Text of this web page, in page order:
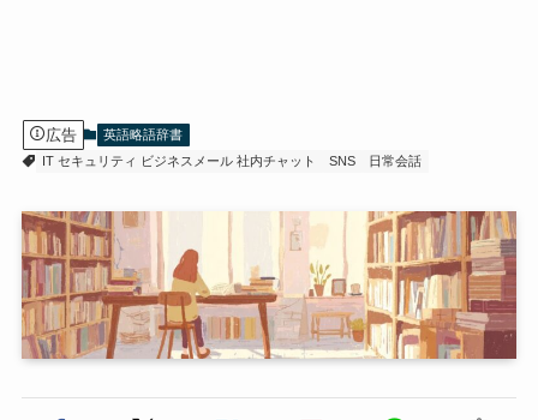
広告
英語略語辞書
IT セキュリティ ビジネスメール 社内チャット
SNS 日常会話